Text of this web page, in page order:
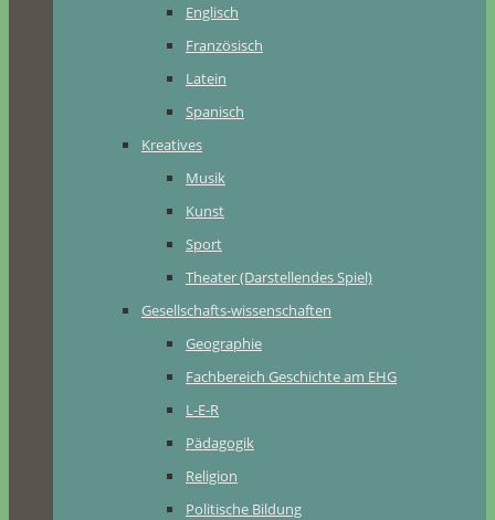
Englisch
Französisch
Latein
Spanisch
Kreatives
Musik
Kunst
Sport
Theater (Darstellendes Spiel)
Gesellschafts-wissenschaften
Geographie
Fachbereich Geschichte am EHG
L-E-R
Pädagogik
Religion
Politische Bildung